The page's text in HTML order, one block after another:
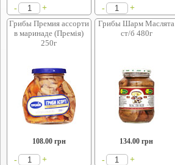
- + - +
Грибы Премия ассорти
в маринаде (Премія)
250г
108.00грн
- +
Грибы Шарм Маслята
ст/б 480г
134.00 грн
- +